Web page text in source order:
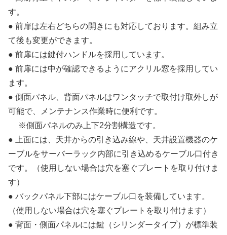
す。
● 前扉は左右どちらの開きにも対応しております。組み立
て後も変更ができます。
● 前扉には鍵付ハンドルを採用しています。
● 前扉には中が確認できるようにアクリル窓を採用してい
ます。
● 側面パネル、背面パネルはワンタッチで取付け取外しが
可能で、メンテナンス作業時に便利です。
※側面パネルのみ上下2分割構造です。
● 上面には、天井からの引き込み線や、天井設置機器のケ
ーブルをサーバーラック内部に引き込めるケーブル口付き
です。（使用しない場合は穴を塞ぐプレートを取り付けま
す）
● バックパネル下部にはケーブル口を装備しています。
（使用しない場合は穴を塞ぐプレートを取り付けます）
● 背面・側面パネルには鍵（シリンダータイプ）が標準装